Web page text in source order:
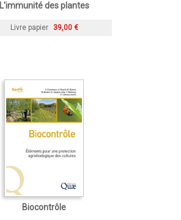
L'immunité des plantes
Livre papier 39,00 €
Biocontrôle